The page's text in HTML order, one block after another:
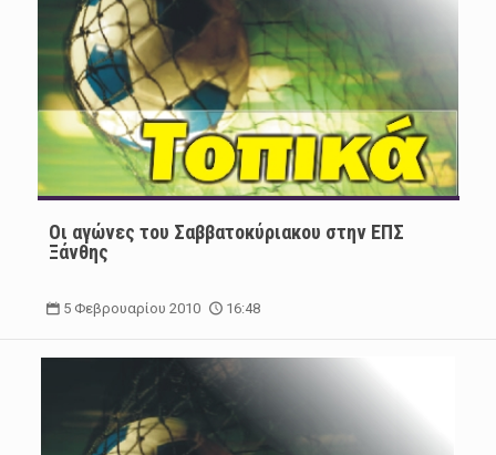
Οι αγώνες του Σαββατοκύριακου στην ΕΠΣ
Ξάνθης
5 Φεβρουαρίου 2010 16:48